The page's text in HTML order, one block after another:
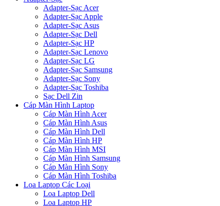
Adapter-Sạc Acer
Adapter-Sạc Apple
Adapter-Sạc Asus
Adapter-Sạc Dell
Adapter-Sạc HP
Adapter-Sạc Lenovo
Adapter-Sạc LG
Adapter-Sạc Samsung
Adapter-Sạc Sony
Adapter-Sạc Toshiba
Sạc Dell Zin
Cáp Màn Hình Laptop
Cáp Màn Hình Acer
Cáp Màn Hình Asus
Cáp Màn Hình Dell
Cáp Màn Hình HP
Cáp Màn Hình MSI
Cáp Màn Hình Samsung
Cáp Màn Hình Sony
Cáp Màn Hình Toshiba
Loa Laptop Các Loại
Loa Laptop Dell
Loa Laptop HP